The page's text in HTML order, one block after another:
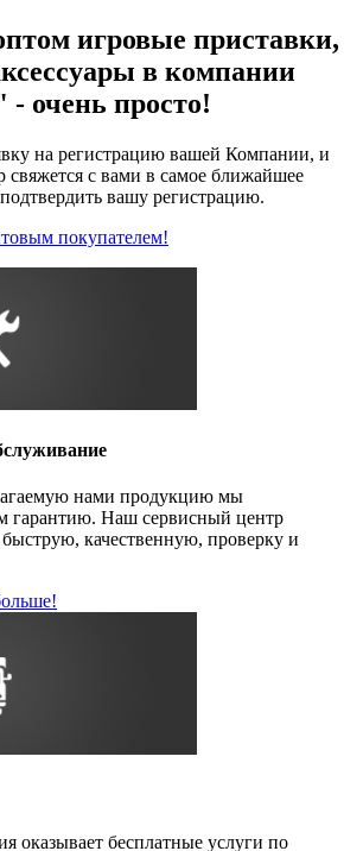
игровые приставки,
в компании
просто!
на регистрацию вашей Компании, и
с вами в самое ближайшее
вашу регистрацию.
покупателем!
нами продукцию мы
гарантию. Наш сервисный центр
быструю, качественную, проверку и
оказывает бесплатные услуги по